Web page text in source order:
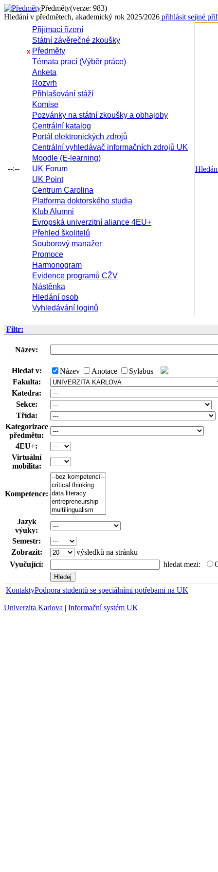
Předměty(verze: 983)
Hledání v předmětech, akademický rok 2025/2026 přihlásit sejiné
--:--
Přijímací řízení
Státní závěrečné zkoušky
x Předměty
Témata prací (Výběr práce)
Anketa
Rozvrh
Přihlašování stáží
Komise
Pozvánky na státní zkoušky a obhajoby
Centrální katalog
Portál elektronických zdrojů
Centrální vyhledávač informačních zdrojů UK
Moodle (E-learning)
UK Forum
UK Point
Centrum Carolina
Platforma doktorského studia
Klub Alumni
Evropská univerzitní aliance 4EU+
Přehled školitelů
Souborový manažer
Promoce
Harmonogram
Evidence programů CŽV
Nástěnka
Hledání osob
Vyhledávání loginů
Filtr:
Název:
Hledat v: Název Anotace
Sylabus
Fakulta:
Katedra:
Sekce:
Třída:
Kategorizace
předmětu:
4EU+:
Virtuální
mobilita:
Kompetence:
Jazyk
výuky:
Semestr:
Zobrazit:
výsledků na stránku
Vyučující:
hledat mezi:
KontaktyPodpora studentů se speciálními potřebami na UK
Univerzita Karlova | Informační systém UK